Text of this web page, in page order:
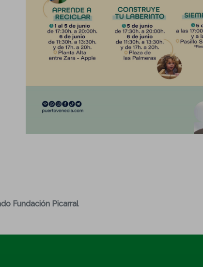
Fundación Picarral